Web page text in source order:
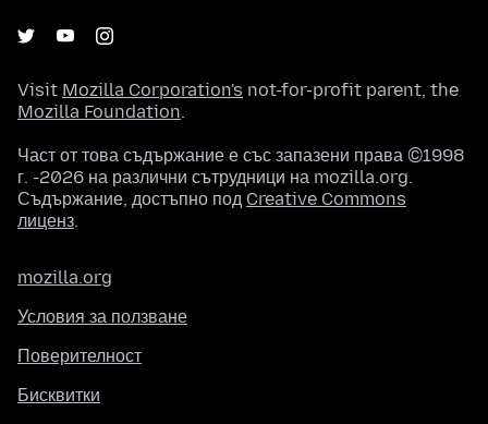
Visit Mozilla Corporation's not-for-profit parent, the
Mozilla Foundation.
Част от това съдържание е със запазени права ©1998
г. -2026 на различни сътрудници на mozilla.org.
Съдържание, достъпно под Creative Commons
лиценз.
mozilla.org
Условия за ползване
Поверителност
Бисквитки